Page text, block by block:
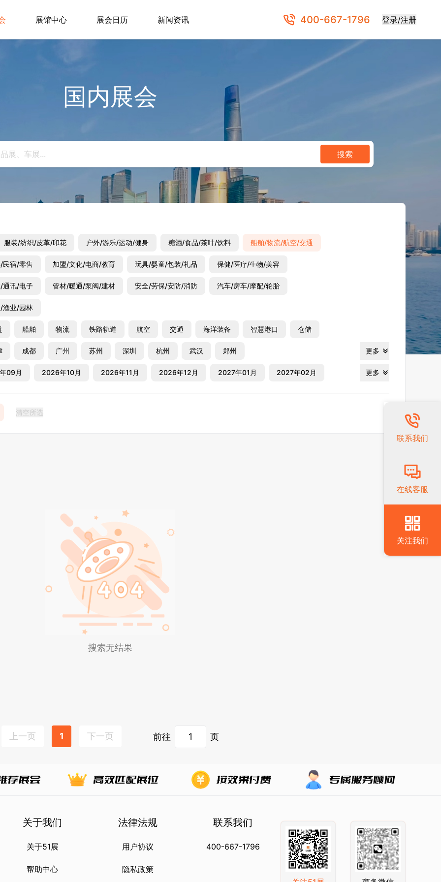
展馆中心 展会日历 新闻资讯 400-667-1796 登录/注册
国内展会
搜索
服装/纺织/皮革/印花 户外/游乐/运动/健身 糖酒/食品/茶叶/饮料 船舶/物流/航空/交通
民宿/零售 加盟/文化/电商/教育 玩具/婴童/包装/礼品 保健/医疗/生物/美容
通讯/电子 管材/暖通/泵阀/建材 安全/劳保/安防/消防 汽车/房车/摩配/轮胎
渔业/园林
船舶 物流 铁路轨道 航空 交通 海洋装备 智慧港口 仓储
成都 广州 苏州 深圳 杭州 武汉 郑州 更多
09月 2026年10月 2026年11月 2026年12月 2027年01月 2027年02月 更多
清空所选
搜索无结果
上一页 1 下一页 前往 页
关于我们
关于51展
帮助中心
法律法规
用户协议
隐私政策
联系我们
400-667-1796
联系我们
在线客服
关注我们